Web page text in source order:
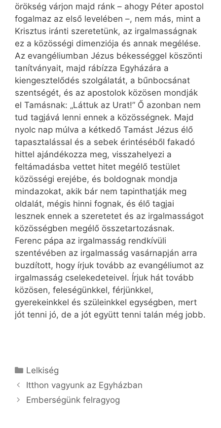
örökség várjon majd ránk – ahogy Péter apostol
fogalmaz az első levelében –, nem más, mint a
Krisztus iránti szeretetünk, az irgalmasságnak
ez a közösségi dimenziója és annak megélése.
Az evangéliumban Jézus békességgel köszönti
tanítványait, majd rábízza Egyhá­zára a
kiengesztelődés szolgálatát, a bűnbocsánat
szentségét, és az apostolok közösen mondják
el Tamásnak: „Láttuk az Urat!” Ő azonban nem
tud tagjává lenni ennek a közösségnek. Majd
nyolc nap múlva a kétkedő Tamást Jézus élő
tapasztalással és a sebek érintéséből fakadó
hittel ajándékozza meg, visszahelyezi a
feltámadásba vettet hitet megélő testület
közösségi erejébe, és boldognak mondja
mindazokat, akik bár nem tapinthatják meg
oldalát, mégis hinni fognak, és élő tagjai
lesznek ennek a szeretetet és az irgalmasságot
közösségben megélő összetartozásnak.
Ferenc pápa az irgalmasság rendkívüli
szentévében az irgalmasság vasárnapján arra
buzdított, hogy írjuk tovább az evangéliumot az
irgalmasság cselekedeteivel. Írjuk hát tovább
közösen, feleségünkkel, férjünkkel,
gyerekeinkkel és szüleinkkel egységben, mert
jót tenni jó, de a jót együtt tenni talán még jobb.
Kategória
Lelkiség
Itthon vagyunk az Egyházban
Emberségünk felragyog